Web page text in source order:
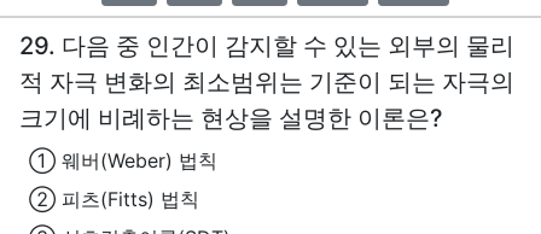
29. 다음 중 인간이 감지할 수 있는 외부의 물리
적 자극 변화의 최소범위는 기준이 되는 자극의
크기에 비례하는 현상을 설명한 이론은?
① 웨버(Weber) 법칙
② 피츠(Fitts) 법칙